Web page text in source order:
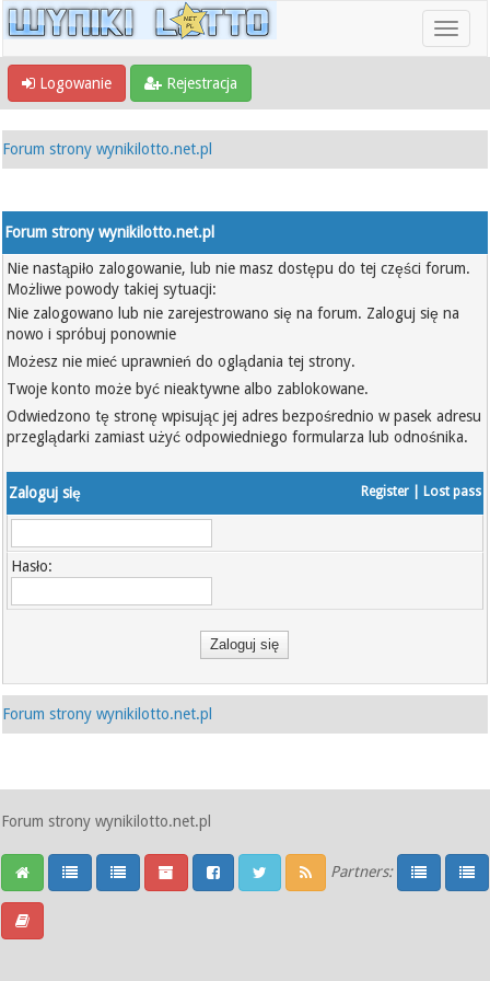
Logowanie Rejestracja
Forum strony wynikilotto.net.pl
Forum strony wynikilotto.net.pl
Nie nastąpiło zalogowanie, lub nie masz dostępu do tej części forum.
Możliwe powody takiej sytuacji:
Nie zalogowano lub nie zarejestrowano się na forum. Zaloguj się na
nowo i spróbuj ponownie
Możesz nie mieć uprawnień do oglądania tej strony.
Twoje konto może być nieaktywne albo zablokowane.
Odwiedzono tę stronę wpisując jej adres bezpośrednio w pasek adresu
przeglądarki zamiast użyć odpowiedniego formularza lub odnośnika.
Zaloguj się Register| Lost pass
Hasło:
Forum strony wynikilotto.net.pl
Forum strony wynikilotto.net.pl
Partners: